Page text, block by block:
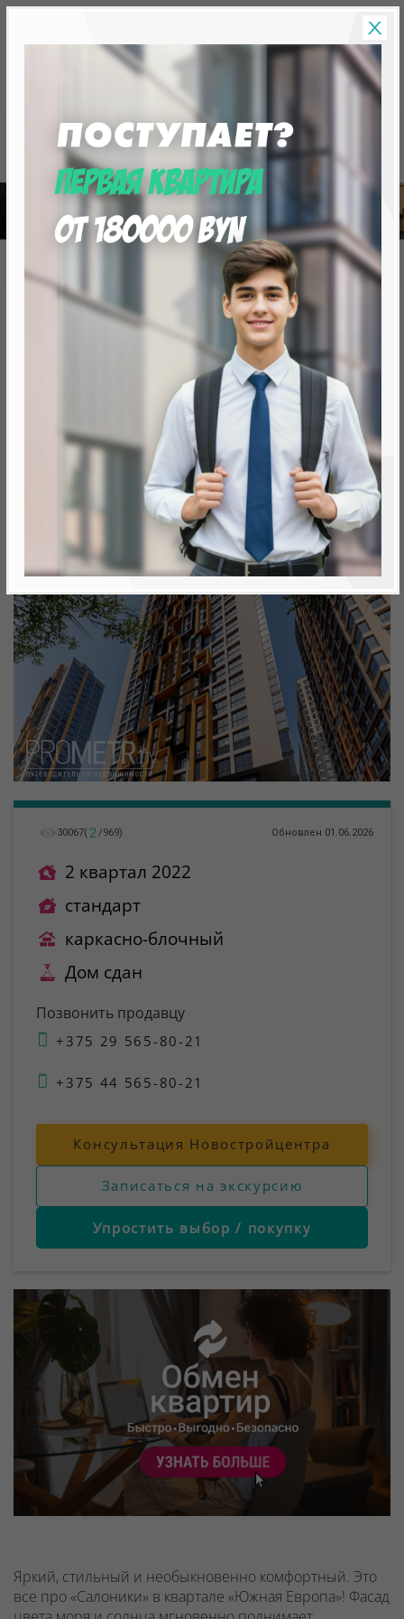
Скидки на новостройки, бонусы
«Минск Мир»
19.8 "Салоники", квартал "Южная Европа"
19.8 "Салоники", квартал
"Южная Европа"
Минск, Октябрьский, ул. Белградская
метро «Ковальская Слобода», 566 м
30067( 2 /969) Обновлен 01.06.2026
2 квартал 2022
стандарт
каркасно-блочный
Дом сдан
Позвонить продавцу
+375 29 565-80-21
+375 44 565-80-21
Консультация Новостройцентра
Записаться на экскурсию
Упростить выбор / покупку
Яркий, стильный и необыкновенно комфортный. Это
все про «Салоники» в квартале «Южная Европа»! Фасад